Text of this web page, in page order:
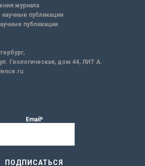
журнала
публикации
публикации
Геологическая, дом 44, ЛИТ А.
Email*